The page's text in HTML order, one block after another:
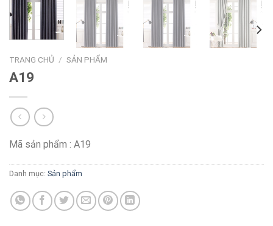
TRANG CHỦ / SẢN PHẨM
A19
Mã sản phẩm : A19
Danh mục: Sản phẩm